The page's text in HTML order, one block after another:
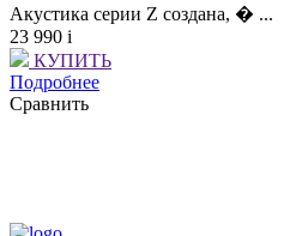
Акустика серии Z создана, � ...
23 990 i
КУПИТЬ
Подробнее
Сравнить